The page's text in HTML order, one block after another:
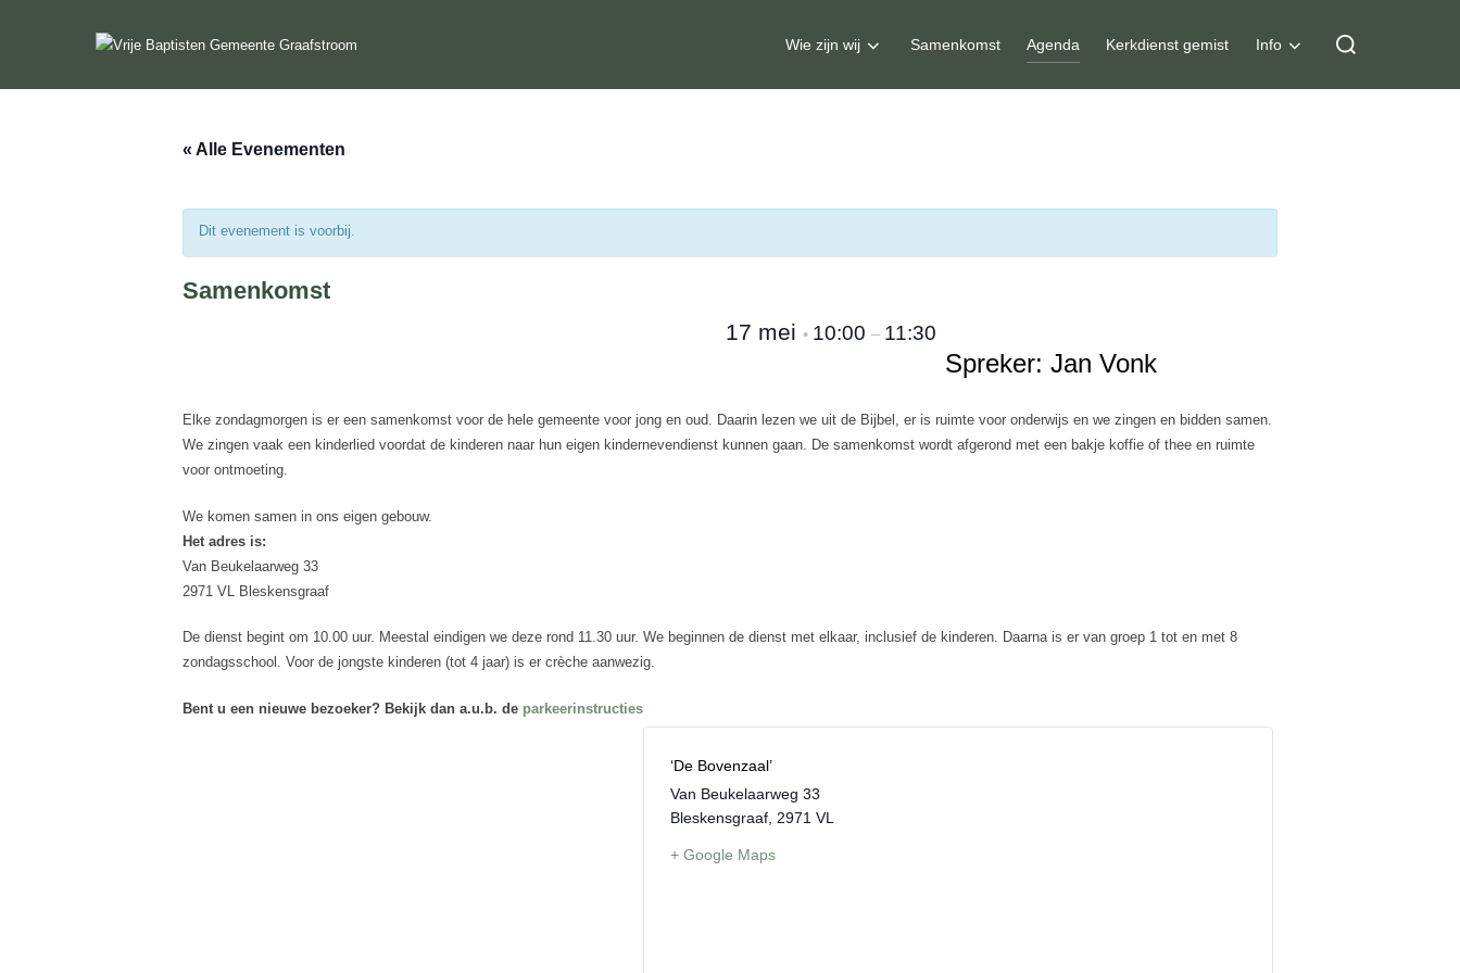
inhoud
Wie zijn wij Samenkomst Agenda Kerkdienst gemist Info
Zoek
naar:
« Alle Evenementen
Dit evenement is voorbij.
Samenkomst
17 mei • 10:00 – 11:30
Spreker: Jan Vonk
Elke zondagmorgen is er een samenkomst voor de hele gemeente voor jong en oud. Daarin lezen we uit de Bijbel, er is ruimte voor onderwijs en we zingen en bidden samen.
We zingen vaak een kinderlied voordat de kinderen naar hun eigen kindernevendienst kunnen gaan. De samenkomst wordt afgerond met een bakje koffie of thee en ruimte
voor ontmoeting.
We komen samen in ons eigen gebouw.
Het adres is:
Van Beukelaarweg 33
2971 VL Bleskensgraaf
De dienst begint om 10.00 uur. Meestal eindigen we deze rond 11.30 uur. We beginnen de dienst met elkaar, inclusief de kinderen. Daarna is er van groep 1 tot en met 8
zondagsschool. Voor de jongste kinderen (tot 4 jaar) is er crèche aanwezig.
Bent u een nieuwe bezoeker? Bekijk dan a.u.b. de parkeerinstructies
‘De Bovenzaal’
Van Beukelaarweg 33
Bleskensgraaf 2971 VL
+ Google Maps